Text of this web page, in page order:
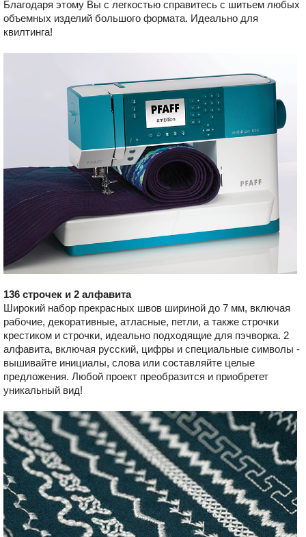
Благодаря этому Вы с легкостью справитесь с шитьем любых
объемных изделий большого формата. Идеально для
квилтинга!
136 строчек и 2 алфавита
Широкий набор прекрасных швов шириной до 7 мм, включая
рабочие, декоративные, атласные, петли, а также строчки
крестиком и строчки, идеально подходящие для пэчворка. 2
алфавита, включая русский, цифры и специальные символы -
вышивайте инициалы, слова или составляйте целые
предложения. Любой проект преобразится и приобретет
уникальный вид!